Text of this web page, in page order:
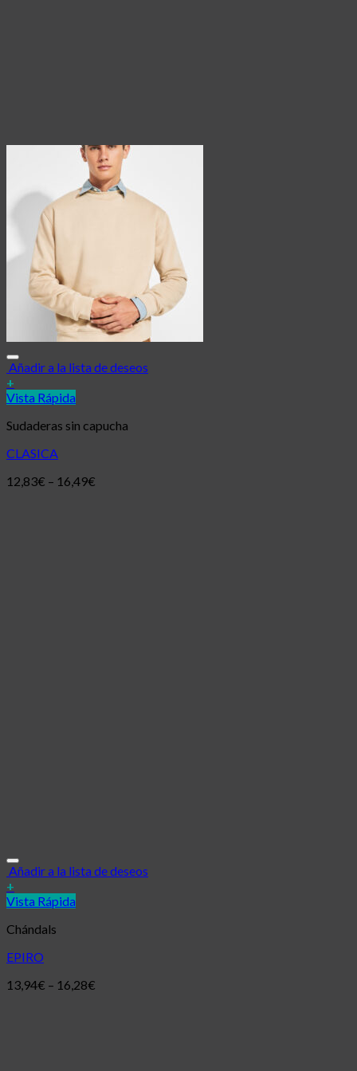
Añadir a la lista de deseos
+
Vista Rápida
Sudaderas sin capucha
CLASICA
12,83€ – 16,49€
Añadir a la lista de deseos
+
Vista Rápida
Chándals
EPIRO
13,94€ – 16,28€